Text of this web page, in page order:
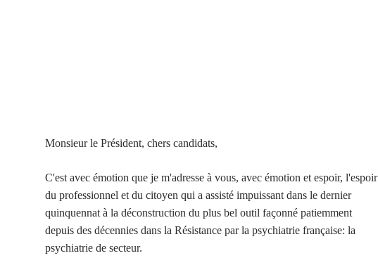
Monsieur le Président, chers candidats,
C'est avec émotion que je m'adresse à vous, avec émotion et espoir, l'espoir
du professionnel et du citoyen qui a assisté impuissant dans le dernier
quinquennat à la déconstruction du plus bel outil façonné patiemment
depuis des décennies dans la Résistance par la psychiatrie française: la
psychiatrie de secteur.